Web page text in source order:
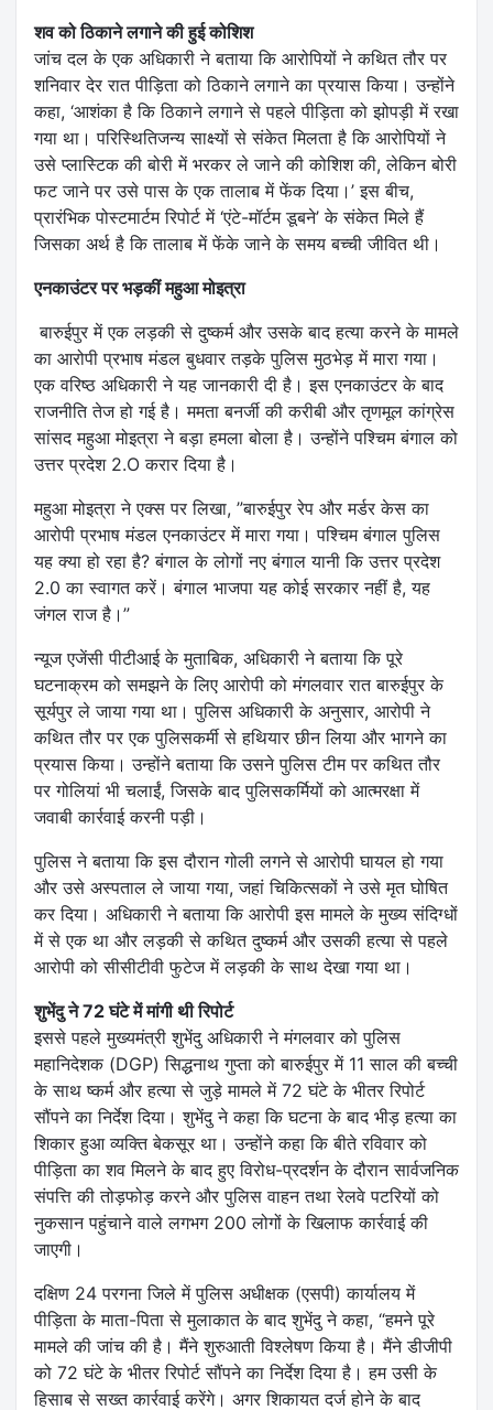
शव को ठिकाने लगाने की हुई कोशिश
जांच दल के एक अधिकारी ने बताया कि आरोपियों ने कथित तौर पर
शनिवार देर रात पीड़िता को ठिकाने लगाने का प्रयास किया। उन्होंने
कहा, ‘आशंका है कि ठिकाने लगाने से पहले पीड़िता को झोपड़ी में रखा
गया था। परिस्थितिजन्य साक्ष्यों से संकेत मिलता है कि आरोपियों ने
उसे प्लास्टिक की बोरी में भरकर ले जाने की कोशिश की, लेकिन बोरी
फट जाने पर उसे पास के एक तालाब में फेंक दिया।’ इस बीच,
प्रारंभिक पोस्टमार्टम रिपोर्ट में ‘एंटे-मॉर्टम डूबने’ के संकेत मिले हैं
जिसका अर्थ है कि तालाब में फेंके जाने के समय बच्ची जीवित थी।
एनकाउंटर पर भड़कीं महुआ मोइत्रा
बारुईपुर में एक लड़की से दुष्कर्म और उसके बाद हत्या करने के मामले
का आरोपी प्रभाष मंडल बुधवार तड़के पुलिस मुठभेड़ में मारा गया।
एक वरिष्ठ अधिकारी ने यह जानकारी दी है। इस एनकाउंटर के बाद
राजनीति तेज हो गई है। ममता बनर्जी की करीबी और तृणमूल कांग्रेस
सांसद महुआ मोइत्रा ने बड़ा हमला बोला है। उन्होंने पश्चिम बंगाल को
उत्तर प्रदेश 2.O करार दिया है।
महुआ मोइत्रा ने एक्स पर लिखा, ”बारुईपुर रेप और मर्डर केस का
आरोपी प्रभाष मंडल एनकाउंटर में मारा गया। पश्चिम बंगाल पुलिस
यह क्या हो रहा है? बंगाल के लोगों नए बंगाल यानी कि उत्तर प्रदेश
2.0 का स्वागत करें। बंगाल भाजपा यह कोई सरकार नहीं है, यह
जंगल राज है।”
न्यूज एजेंसी पीटीआई के मुताबिक, अधिकारी ने बताया कि पूरे
घटनाक्रम को समझने के लिए आरोपी को मंगलवार रात बारुईपुर के
सूर्यपुर ले जाया गया था। पुलिस अधिकारी के अनुसार, आरोपी ने
कथित तौर पर एक पुलिसकर्मी से हथियार छीन लिया और भागने का
प्रयास किया। उन्होंने बताया कि उसने पुलिस टीम पर कथित तौर
पर गोलियां भी चलाईं, जिसके बाद पुलिसकर्मियों को आत्मरक्षा में
जवाबी कार्रवाई करनी पड़ी।
पुलिस ने बताया कि इस दौरान गोली लगने से आरोपी घायल हो गया
और उसे अस्पताल ले जाया गया, जहां चिकित्सकों ने उसे मृत घोषित
कर दिया। अधिकारी ने बताया कि आरोपी इस मामले के मुख्य संदिग्धों
में से एक था और लड़की से कथित दुष्कर्म और उसकी हत्या से पहले
आरोपी को सीसीटीवी फुटेज में लड़की के साथ देखा गया था।
शुभेंदु ने 72 घंटे में मांगी थी रिपोर्ट
इससे पहले मुख्यमंत्री शुभेंदु अधिकारी ने मंगलवार को पुलिस
महानिदेशक (DGP) सिद्धनाथ गुप्ता को बारुईपुर में 11 साल की बच्ची
के साथ ष्कर्म और हत्या से जुड़े मामले में 72 घंटे के भीतर रिपोर्ट
सौंपने का निर्देश दिया। शुभेंदु ने कहा कि घटना के बाद भीड़ हत्या का
शिकार हुआ व्यक्ति बेकसूर था। उन्होंने कहा कि बीते रविवार को
पीड़िता का शव मिलने के बाद हुए विरोध-प्रदर्शन के दौरान सार्वजनिक
संपत्ति की तोड़फोड़ करने और पुलिस वाहन तथा रेलवे पटरियों को
नुकसान पहुंचाने वाले लगभग 200 लोगों के खिलाफ कार्रवाई की
जाएगी।
दक्षिण 24 परगना जिले में पुलिस अधीक्षक (एसपी) कार्यालय में
पीड़िता के माता-पिता से मुलाकात के बाद शुभेंदु ने कहा, “हमने पूरे
मामले की जांच की है। मैंने शुरुआती विश्लेषण किया है। मैंने डीजीपी
को 72 घंटे के भीतर रिपोर्ट सौंपने का निर्देश दिया है। हम उसी के
हिसाब से सख्त कार्रवाई करेंगे। अगर शिकायत दर्ज होने के बाद